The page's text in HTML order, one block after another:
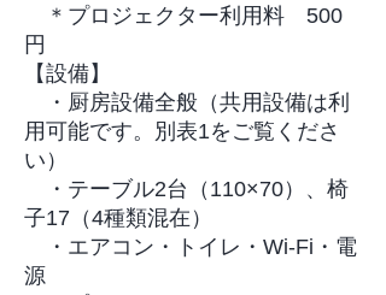
＊プロジェクター利用料 500
円
【設備】
・厨房設備全般（共用設備は利
用可能です。別表1をご覧くださ
い）
・テーブル2台（110×70）、椅
子17（4種類混在）
・エアコン・トイレ・Wi-Fi・電
源